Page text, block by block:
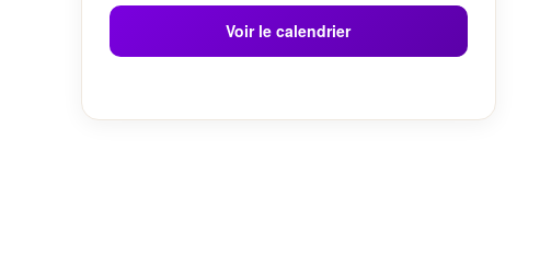
Voir le calendrier